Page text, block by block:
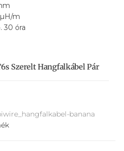
m
30 óra
Szerelt Hangfalkábel Pár
banana